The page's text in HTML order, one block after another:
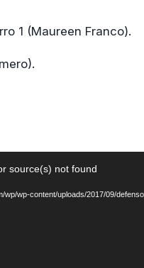
1 (Maureen Franco).
source(s) not found
wp-content/uploads/2017/09/